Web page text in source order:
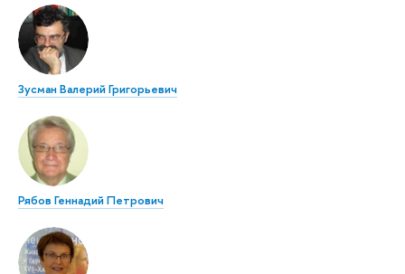
Зусман Валерий Григорьевич
Рябов Геннадий Петрович